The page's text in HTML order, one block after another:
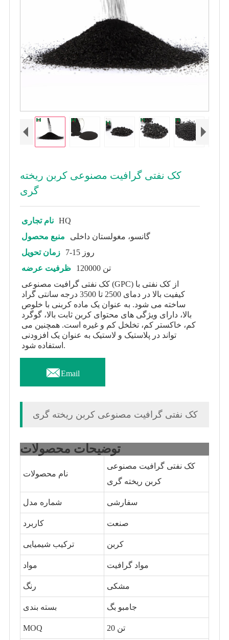
کک نفتی گرافیت مصنوعی کربن ریخته
گری
نام تجاری HQ
منبع محصول
گانسو، مغولستان داخلی
زمان تحویل
7-15 روز
ظرفیت عرضه
120000 تن
کک نفتی گرافیت مصنوعی (GPC) از کک نفتی با
کیفیت بالا در دمای 2500 تا 3500 درجه سانتی گراد
ساخته می شود. به عنوان یک ماده کربنی با خلوص
بالا، دارای ویژگی های محتوای کربن ثابت بالا، گوگرد
کم، خاکستر کم، تخلخل کم و غیره است. همچنین می
تواند در پلاستیک و لاستیک به عنوان یک افزودنی
استفاده شود.
Email
کک نفتی گرافیت مصنوعی کربن ریخته گری
توضیحات محصولات
نام محصولات
کک نفتی گرافیت مصنوعی
کربن ریخته گری
شماره مدل سفارشی
کاربرد صنعت
ترکیب شیمیایی کربن
مواد مواد گرافیت
رنگ مشکی
بسته بندی جامبو بگ
MOQ 20 تن